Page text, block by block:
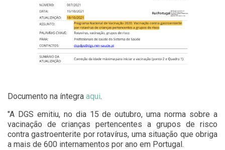
Documento na íntegra aqui.
"A DGS emitiu, no dia 15 de outubro, uma norma sobre a
vacinação de crianças pertencentes a grupos de risco
contra gastroenterite por rotavírus, uma situação que obriga
a mais de 600 internamentos por ano em Portugal.